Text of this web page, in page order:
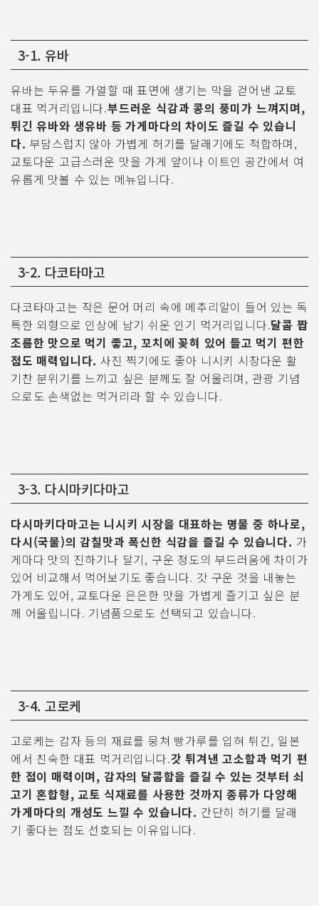
3-1. 유바
유바는 두유를 가열할 때 표면에 생기는 막을 걷어낸 교토
대표 먹거리입니다.부드러운 식감과 콩의 풍미가 느껴지며,
튀긴 유바와 생유바 등 가게마다의 차이도 즐길 수 있습니
다. 부담스럽지 않아 가볍게 허기를 달래기에도 적합하며,
교토다운 고급스러운 맛을 가게 앞이나 이트인 공간에서 여
유롭게 맛볼 수 있는 메뉴입니다.
3-2. 다코타마고
다코타마고는 작은 문어 머리 속에 메추리알이 들어 있는 독
특한 외형으로 인상에 남기 쉬운 인기 먹거리입니다.달콤 짭
조름한 맛으로 먹기 좋고, 꼬치에 꽂혀 있어 들고 먹기 편한
점도 매력입니다. 사진 찍기에도 좋아 니시키 시장다운 활
기찬 분위기를 느끼고 싶은 분께도 잘 어울리며, 관광 기념
으로도 손색없는 먹거리라 할 수 있습니다.
3-3. 다시마키다마고
다시마키다마고는 니시키 시장을 대표하는 명물 중 하나로,
다시(국물)의 감칠맛과 폭신한 식감을 즐길 수 있습니다. 가
게마다 맛의 진하기나 달기, 구운 정도의 부드러움에 차이가
있어 비교해서 먹어보기도 좋습니다. 갓 구운 것을 내놓는
가게도 있어, 교토다운 은은한 맛을 가볍게 즐기고 싶은 분
께 어울립니다. 기념품으로도 선택되고 있습니다.
3-4. 고로케
고로케는 감자 등의 재료를 뭉쳐 빵가루를 입혀 튀긴, 일본
에서 친숙한 대표 먹거리입니다.갓 튀겨낸 고소함과 먹기 편
한 점이 매력이며, 감자의 달콤함을 즐길 수 있는 것부터 쇠
고기 혼합형, 교토 식재료를 사용한 것까지 종류가 다양해
가게마다의 개성도 느낄 수 있습니다. 간단히 허기를 달래
기 좋다는 점도 선호되는 이유입니다.